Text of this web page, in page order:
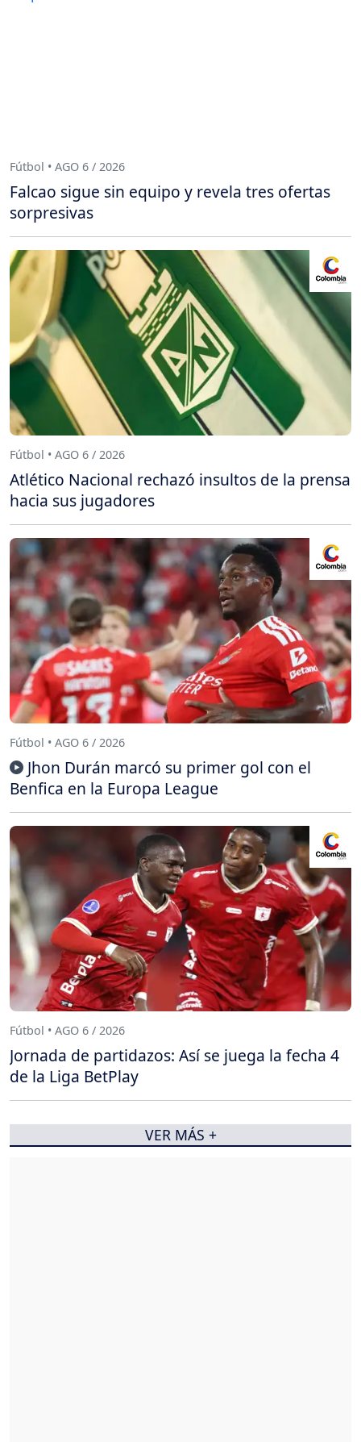
Fútbol • AGO 6 / 2026
Falcao sigue sin equipo y revela tres ofertas
sorpresivas
Fútbol • AGO 6 / 2026
Atlético Nacional rechazó insultos de la prensa
hacia sus jugadores
Fútbol • AGO 6 / 2026
Jhon Durán marcó su primer gol con el
Benfica en la Europa League
Fútbol • AGO 6 / 2026
Jornada de partidazos: Así se juega la fecha 4
de la Liga BetPlay
VER MÁS +